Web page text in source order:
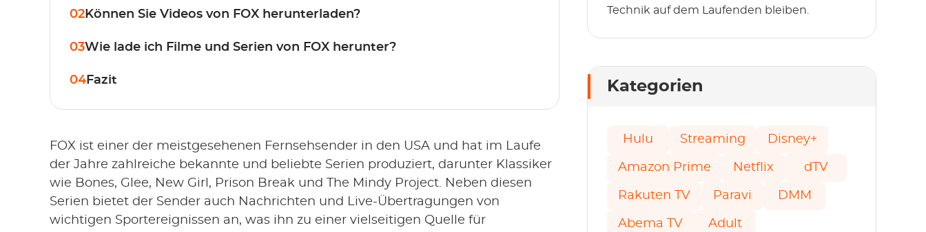
02 Können Sie Videos von FOX herunterladen?
03Wie lade ich Filme und Serien von FOX herunter?
04 Fazit
FOX ist einer der meistgesehenen Fernsehsender in den USA und hat im Laufe
der Jahre zahlreiche bekannte und beliebte Serien produziert, darunter Klassiker
wie Bones, Glee, New Girl, Prison Break und The Mindy Project. Neben diesen
Serien bietet der Sender auch Nachrichten und Live-Übertragungen von
wichtigen Sportereignissen an, was ihn zu einer vielseitigen Quelle für
Technik auf dem Laufenden bleiben.
Kategorien
Hulu Streaming Disney+
Amazon Prime Netflix dTV
Rakuten TV Paravi DMM
Abema TV Adult